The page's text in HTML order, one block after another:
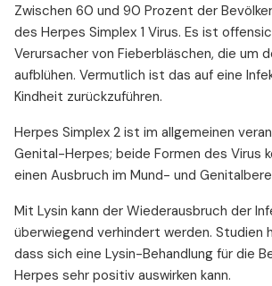
Zwischen 60 und 90 Prozent der
des Herpes Simplex 1 Virus. Es ist
Verursacher von Fieberbläschen, die um
aufblühen. Vermutlich ist das auf eine
Kindheit zurückzuführen.
Herpes Simplex 2 ist im allgemeinen
Genital-Herpes; beide Formen des Virus
einen Ausbruch im Mund- und
Mit Lysin kann der Wiederausbruch der
überwiegend verhindert werden. Studien
dass sich eine Lysin-Behandlung für die
Herpes sehr positiv auswirken kann.